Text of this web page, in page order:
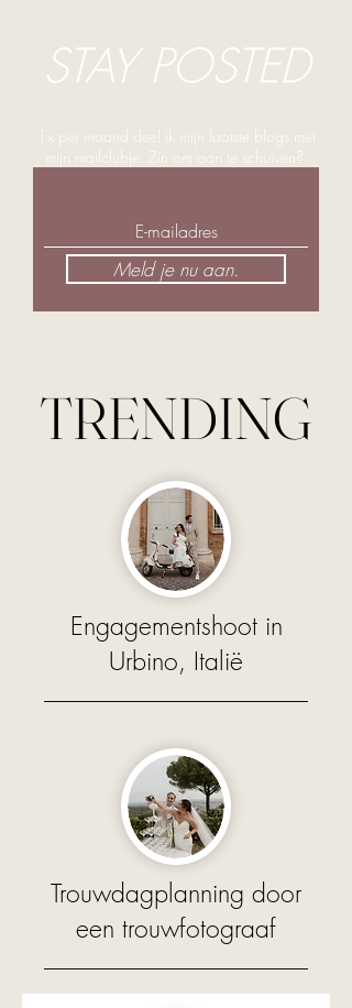
STAY POSTED
1x per maand deel ik mijn laatste blogs met
mijn mailclubje. Zin om aan te schuiven?
Meld je nu aan.
TRENDING
Engagementshoot in
Urbino, Italië
Trouwdagplanning door
een trouwfotograaf